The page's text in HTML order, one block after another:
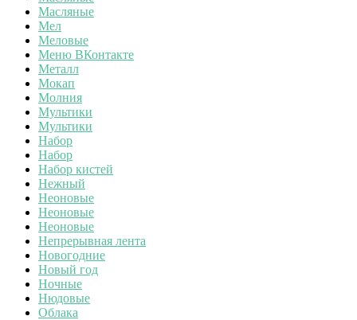
Масляные
Мел
Меловые
Меню ВКонтакте
Металл
Мокап
Молния
Мультики
Мультики
Набор
Набор
Набор кистей
Нежный
Неоновые
Неоновые
Неоновые
Непрерывная лента
Новогодние
Новый год
Ночные
Нюдовые
Облака